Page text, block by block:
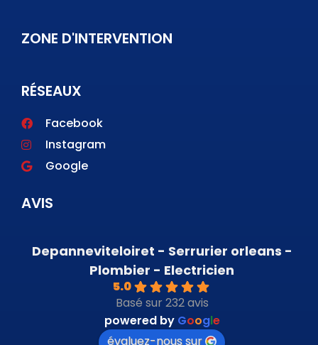
ZONE D'INTERVENTION
RÉSEAUX
Facebook
Instagram
Google
AVIS
Depanneviteloiret - Serrurier orleans -
Plombier - Electricien
5.0
Basé sur 232 avis
powered by Google
évaluez-nous sur